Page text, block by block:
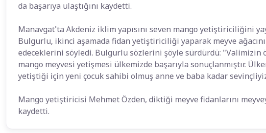
da başarıya ulaştığını kaydetti.
Manavgat'ta Akdeniz iklim yapısını seven mango yetiştiriciliğini
Bulgurlu, ikinci aşamada fidan yetiştiriciliği yaparak meyve
edeceklerini söyledi. Bulgurlu sözlerini şöyle sürdürdü: "Valimizin
mango meyvesi yetişmesi ülkemizde başarıyla sonuçlanmıştır.
yetiştiği için yeni çocuk sahibi olmuş anne ve baba kadar
Mango yetiştiricisi Mehmet Özden, diktiği meyve fidanlarını
kaydetti.